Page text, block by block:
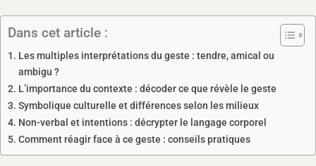
Dans cet article :
Les multiples interprétations du geste : tendre, amical ou
ambigu ?
L’importance du contexte : décoder ce que révèle le geste
Symbolique culturelle et différences selon les milieux
Non-verbal et intentions : décrypter le langage corporel
Comment réagir face à ce geste : conseils pratiques